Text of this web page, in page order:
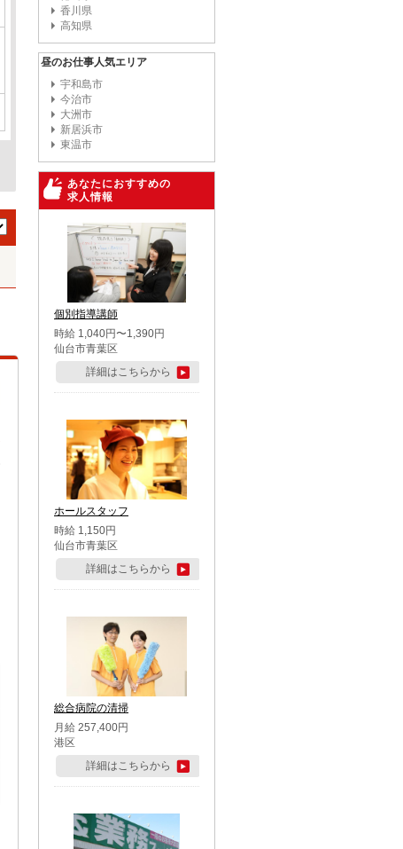
香川県
高知県
昼のお仕事人気エリア
宇和島市
今治市
大洲市
新居浜市
東温市
あなたにおすすめの
求人情報
個別指導講師
時給 1,040円〜1,390円
仙台市青葉区
詳細はこちらから
ホールスタッフ
時給 1,150円
仙台市青葉区
詳細はこちらから
総合病院の清掃
月給 257,400円
港区
詳細はこちらから